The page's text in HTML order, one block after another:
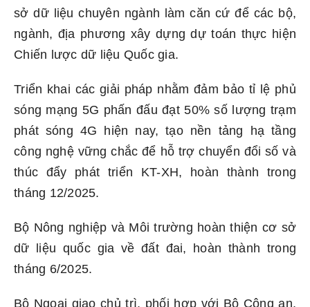
sở dữ liệu chuyên ngành làm căn cứ để các bộ,
ngành, địa phương xây dựng dự toán thực hiện
Chiến lược dữ liệu Quốc gia.
Triển khai các giải pháp nhằm đảm bảo tỉ lệ phủ
sóng mạng 5G phấn đấu đạt 50% số lượng trạm
phát sóng 4G hiện nay, tạo nền tảng hạ tầng
công nghệ vững chắc để hỗ trợ chuyển đổi số và
thúc đẩy phát triển KT-XH, hoàn thành trong
tháng 12/2025.
Bộ Nông nghiệp và Môi trường hoàn thiện cơ sở
dữ liệu quốc gia về đất đai, hoàn thành trong
tháng 6/2025.
Bộ Ngoại giao chủ trì, phối hợp với Bộ Công an,